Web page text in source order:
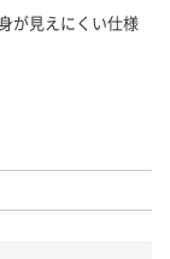
が見えにくい仕様